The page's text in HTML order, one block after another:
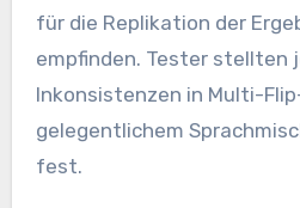
für die Replikation der
empfinden. Tester stellten
Inkonsistenzen in Multi-
gelegentlichem
fest.